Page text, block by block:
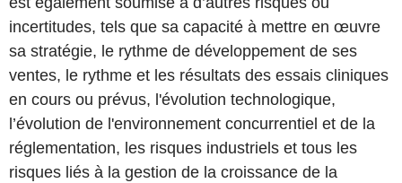
incertitudes, tels que sa capacité à mettre en œuvre
sa stratégie, le rythme de développement de ses
ventes, le rythme et les résultats des essais cliniques
en cours ou prévus, l'évolution technologique,
l’évolution de l'environnement concurrentiel et de la
réglementation, les risques industriels et tous les
risques liés à la gestion de la croissance de la